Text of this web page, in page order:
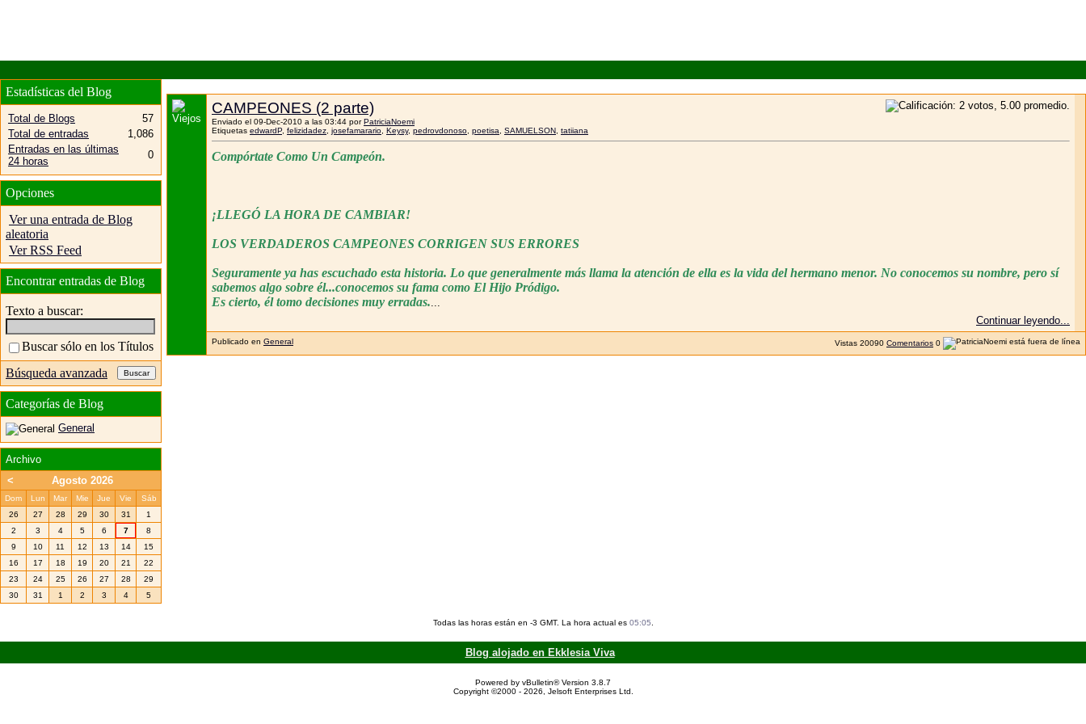
CAMPEONES (2 parte)
Enviado el 09-Dec-2010 a las 03:44 por PatriciaNoemi
Etiquetas edwardP, felizidadez, josefamarario, Keysy, pedrovdonoso, poetisa, SAMUELSON, tatiiana
Compórtate Como Un Campeón.
¡LLEGÓ LA HORA DE CAMBIAR!
LOS VERDADEROS CAMPEONES CORRIGEN SUS ERRORES
Seguramente ya has escuchado esta historia. Lo que generalmente más llama la atención de ella es la vida del hermano menor. No conocemos su nombre, pero sí
sabemos algo sobre él...conocemos su fama como El Hijo Pródigo.
Es cierto, él tomo decisiones muy erradas....
Continuar leyendo...
Publicado en General Vistas 20090 Comentarios 0
Estadísticas del Blog
Total de Blogs
57
Total de entradas
1,086
Entradas en las últimas
24 horas
0
Opciones
Ver una entrada de Blog
aleatoria
Ver RSS Feed
Encontrar entradas de Blog
Texto a buscar:
Buscar sólo en los Títulos
Búsqueda avanzada
Categorías de Blog
General
Archivo
<
Agosto 2026
Dom Lun Mar Mie Jue Vie
Sáb
26
27 28 29 30 31
1
2
3 4 5 6 7
8
9
10 11 12 13 14
15
16
17 18 19 20 21
22
23
24 25 26 27 28
29
30
31 1 2 3 4 5
Todas las horas están en -3 GMT. La hora actual es 05:05
Blog alojado en Ekklesia Viva
Powered by vBulletin® Version 3.8.7
Copyright ©2000 - 2026, Jelsoft Enterprises Ltd.